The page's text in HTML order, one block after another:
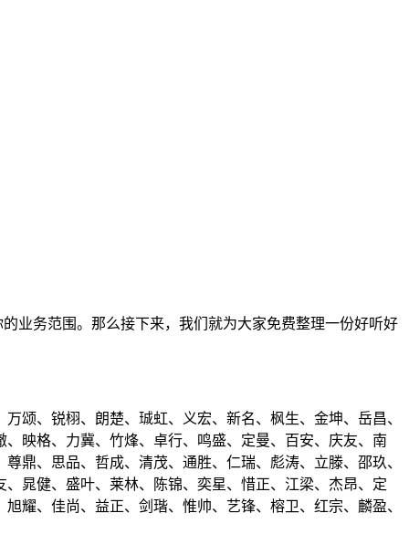
业务范围。那么接下来，我们就为大家免费整理一份好听好
颂、锐栩、朗楚、珹虹、义宏、新名、枫生、金坤、岳昌、
映格、力冀、竹烽、卓行、鸣盛、定曼、百安、庆友、南
鼎、思品、哲成、清茂、通胜、仁瑞、彪涛、立滕、邵玖、
晁健、盛叶、莱林、陈锦、奕星、惜正、江梁、杰昂、定
耀、佳尚、益正、剑瑎、惟帅、艺锋、榕卫、红宗、麟盈、